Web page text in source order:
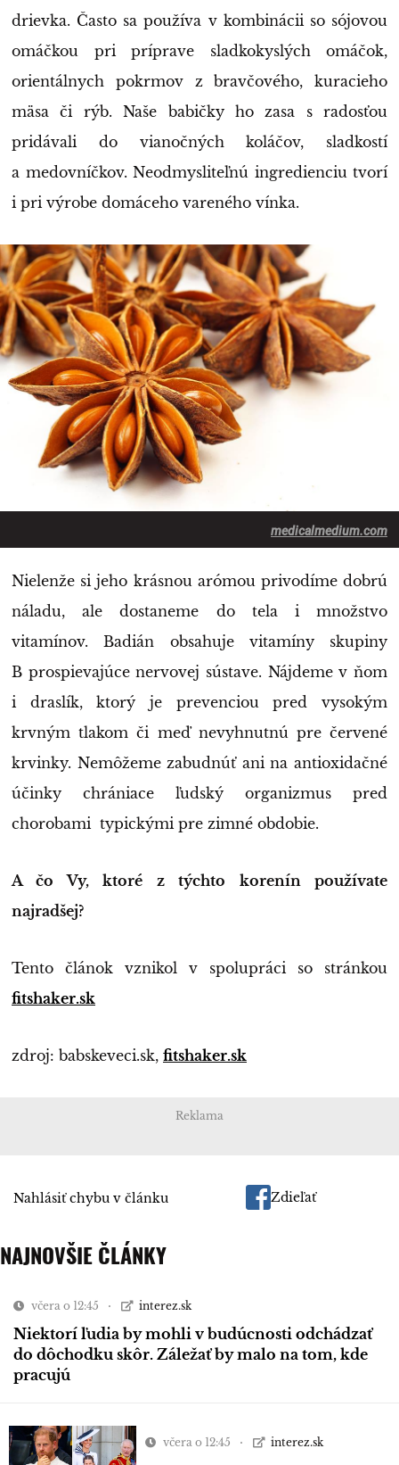
drievka. Často sa používa v kombinácii so sójovou
omáčkou pri príprave sladkokyslých omáčok,
orientálnych pokrmov z bravčového, kuracieho
mäsa či rýb. Naše babičky ho zasa s radosťou
pridávali do vianočných koláčov, sladkostí
a medovníčkov. Neodmysliteľnú ingredienciu tvorí
i pri výrobe domáceho vareného vínka.
medicalmedium.com
Nielenže si jeho krásnou arómou privodíme dobrú
náladu, ale dostaneme do tela i množstvo
vitamínov. Badián obsahuje vitamíny skupiny
B prospievajúce nervovej sústave. Nájdeme v ňom
i draslík, ktorý je prevenciou pred vysokým
krvným tlakom či meď nevyhnutnú pre červené
krvinky. Nemôžeme zabudnúť ani na antioxidačné
účinky chrániace ľudský organizmus pred
chorobami typickými pre zimné obdobie.
A čo Vy, ktoré z týchto korenín používate
najradšej?
Tento článok vznikol v spolupráci so stránkou
fitshaker.sk
zdroj: babskeveci.sk, fitshaker.sk
Reklama
Nahlásiť chybu v článku Zdieľať
NAJNOVŠIE ČLÁNKY
včera o 12:45 interez.sk
Niektorí ľudia by mohli v budúcnosti odchádzať
do dôchodku skôr. Záležať by malo na tom, kde
pracujú
včera o 12:45 interez.sk